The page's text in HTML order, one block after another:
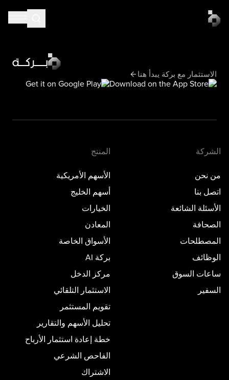
الاستثمار مع بركة يبدأ هنا
الشركة
من نحن
اتصل بنا
الأسئلة الشائعة
الصحافة
المصطلحات
الوظائف
ساعات السوق
السفير
المنتج
الأسهم الأمريكية
أسهم الخليج
الخيارات
المعادن
الأسواق الخاصة
بركة AI
مركز الدخل
الاستثمار التلقائي
تقويم المستثمر
تحليل الأسهم والتقارير
خطة إعادة استثمار الأرباح
الفاحص الشرعي
الاشتراك